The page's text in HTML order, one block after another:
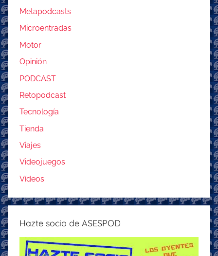
Metapodcasts
Microentradas
Motor
Opinión
PODCAST
Retopodcast
Tecnología
Tienda
Viajes
Videojuegos
Vídeos
Hazte socio de ASESPOD